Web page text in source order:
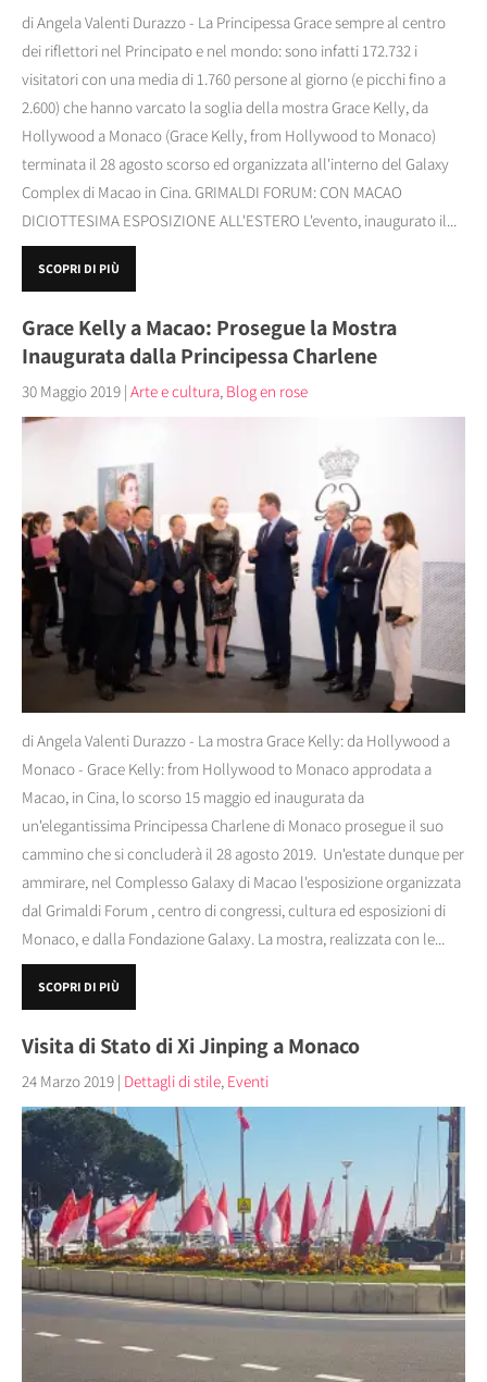
di Angela Valenti Durazzo - La Principessa Grace sempre al centro
dei riflettori nel Principato e nel mondo: sono infatti 172.732 i
visitatori con una media di 1.760 persone al giorno (e picchi fino a
2.600) che hanno varcato la soglia della mostra Grace Kelly, da
Hollywood a Monaco (Grace Kelly, from Hollywood to Monaco)
terminata il 28 agosto scorso ed organizzata all'interno del Galaxy
Complex di Macao in Cina. GRIMALDI FORUM: CON MACAO
DICIOTTESIMA ESPOSIZIONE ALL'ESTERO L'evento, inaugurato il...
SCOPRI DI PIÙ
Grace Kelly a Macao: Prosegue la Mostra
Inaugurata dalla Principessa Charlene
30 Maggio 2019 | Arte e cultura, Blog en rose
di Angela Valenti Durazzo - La mostra Grace Kelly: da Hollywood a
Monaco - Grace Kelly: from Hollywood to Monaco approdata a
Macao, in Cina, lo scorso 15 maggio ed inaugurata da
un'elegantissima Principessa Charlene di Monaco prosegue il suo
cammino che si concluderà il 28 agosto 2019. Un'estate dunque per
ammirare, nel Complesso Galaxy di Macao l'esposizione organizzata
dal Grimaldi Forum , centro di congressi, cultura ed esposizioni di
Monaco, e dalla Fondazione Galaxy. La mostra, realizzata con le...
SCOPRI DI PIÙ
Visita di Stato di Xi Jinping a Monaco
24 Marzo 2019 | Dettagli di stile, Eventi